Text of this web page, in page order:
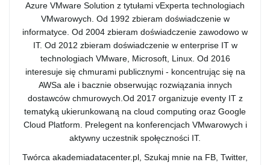
Azure VMware Solution z tytułami vExperta technologiach
VMwarowych. Od 1992 zbieram doświadczenie w
informatyce. Od 2004 zbieram doświadczenie zawodowo w
IT. Od 2012 zbieram doświadczenie w enterprise IT w
technologiach VMware, Microsoft, Linux. Od 2016
interesuje się chmurami publicznymi - koncentrując się na
AWSa ale i bacznie obserwując rozwiązania innych
dostawców chmurowych.Od 2017 organizuje eventy IT z
tematyką ukierunkowaną na cloud computing oraz Google
Cloud Platform. Prelegent na konferencjach VMwarowych i
aktywny uczestnik społęczności IT.
Twórca akademiadatacenter.pl, Szukaj mnie na FB, Twitter,